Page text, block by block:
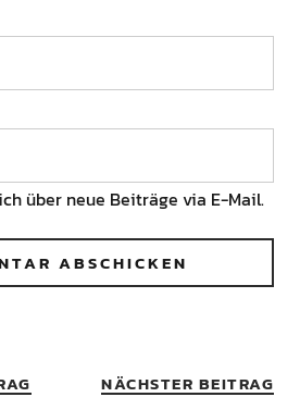
über neue Beiträge via E-Mail.
NÄCHSTER BEITRAG